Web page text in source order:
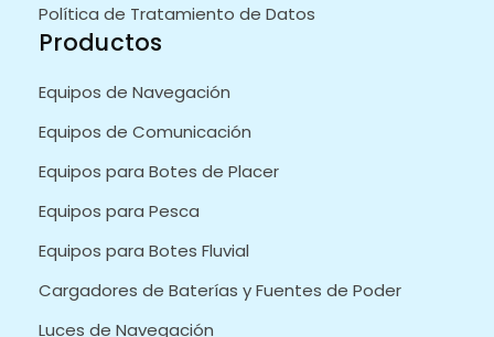
Política de Tratamiento de Datos
Productos
Equipos de Navegación
Equipos de Comunicación
Equipos para Botes de Placer
Equipos para Pesca
Equipos para Botes Fluvial
Cargadores de Baterías y Fuentes de Poder
Luces de Navegación